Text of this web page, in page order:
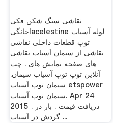
نقاشی سنگ شکن فکی
خانگیlacelestine لوله آسیاب
توپ قطعات داخلی نقاشی
نقاشی از سیمان آسیاب نقاشی
های صفحه نمایش های . چت
آنلاین توپ توپ آسیاب سیمان.
سیمان توپ آسیاب etspower
سیمان توپ آسیاب. Apr 24
2015 . دریافت قیمت . بار در
گردش در آسیاب ...